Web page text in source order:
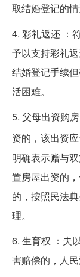
取结婚登记的情
4. 彩礼返还 ：
予以支持彩礼
结婚登记手续
活困难。
5. 父母出资购
资的，该出资
明确表示赠与
置房屋出资的
的，按照民法
理。
6. 生育权 ：夫
害赔偿的，人民